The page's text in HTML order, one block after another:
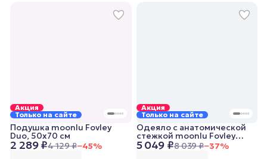
Акция
Только на сайте
2 289 ₽4 129 ₽−45%
Подушка moonlu Fovley
Duo, 50x70 см
Акция
Только на сайте
5 049 ₽8 039 ₽−37%
Одеяло с анатомической
стежкой moonlu Fovley
Lightweight, 140x205 см,
облегченное